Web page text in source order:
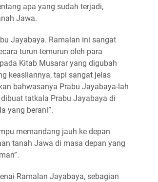
apa yang sudah terjadi,
Jawa.
Jayabaya. Ramalan ini sangat
turun-temurun oleh para
Kitab Musarar yang digubah
keasliannya, tapi sangat jelas
bahwasanya Prabu Jayabaya-lah
tatkala Prabu Jayabaya di
yang berani”.
memandang jauh ke depan
tanah Jawa di masa depan yang
Ramalan Jayabaya, sebagian